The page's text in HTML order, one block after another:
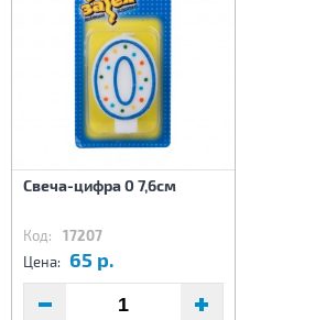
Свеча-цифра 0 7,6см
Код: 17207
Цена: 65 р.